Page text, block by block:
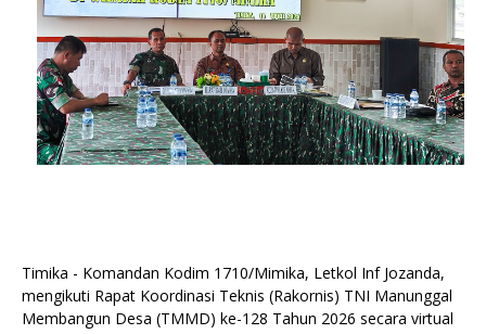
Timika - Komandan Kodim 1710/Mimika, Letkol Inf Jozanda,
mengikuti Rapat Koordinasi Teknis (Rakornis) TNI Manunggal
Membangun Desa (TMMD) ke-128 Tahun 2026 secara virtual